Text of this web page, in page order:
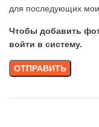
для последующих
Чтобы добавить
войти в систему.